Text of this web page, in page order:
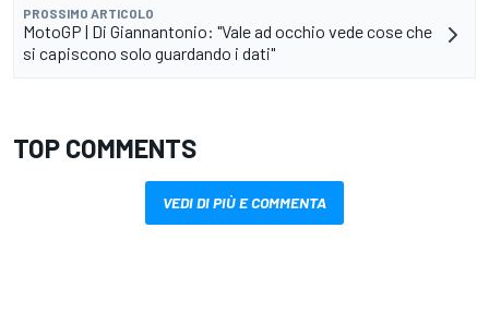
PROSSIMO ARTICOLO
MotoGP | Di Giannantonio: "Vale ad occhio vede cose che
si capiscono solo guardando i dati"
TOP COMMENTS
VEDI DI PIÙ E COMMENTA